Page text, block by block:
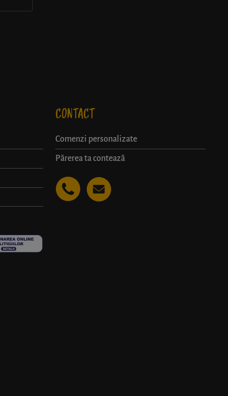
CONTACT
Comenzi personalizate
Părerea ta contează